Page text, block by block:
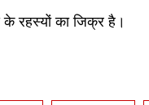
के रहस्यों का जिक्र है।